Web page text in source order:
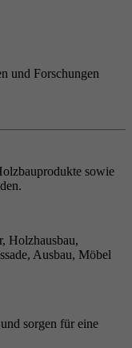
und Forschungen
sowie
Holzhausbau,
Ausbau, Möbel
sorgen für eine